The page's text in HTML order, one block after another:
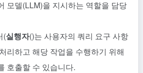
모델(LLM)을 지시하는 역할을 담당
(실행자()는 사용자의 쿼리 요구 사항
리하고 해당 작업을 수행하기 위해
호출할 수 있습니다.